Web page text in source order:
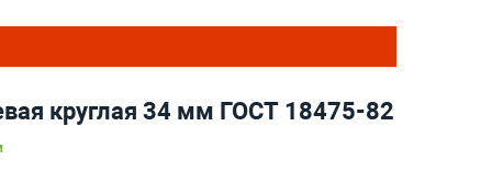
круглая 34 мм ГОСТ 18475-82